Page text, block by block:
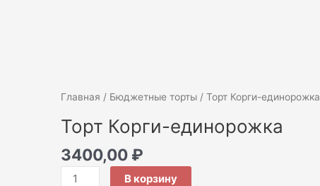
Главная / Бюджетные торты / Торт Корги-единорожка
Торт Корги-единорожка
3400,00 ₽
Количество
Торт
Корги-
единорожка
В корзину